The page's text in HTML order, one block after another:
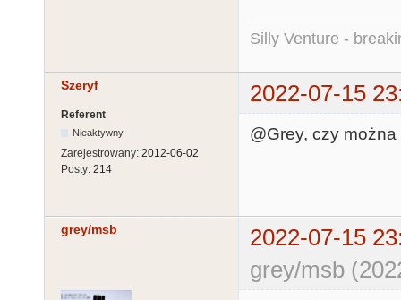
Silly Venture -
Szeryf 2022-07-15
Referent
Nieaktywny
Zarejestrowany: 2012-06-02
Posty: 214
@Grey, czy
grey/msb
2022-07-15
grey/msb